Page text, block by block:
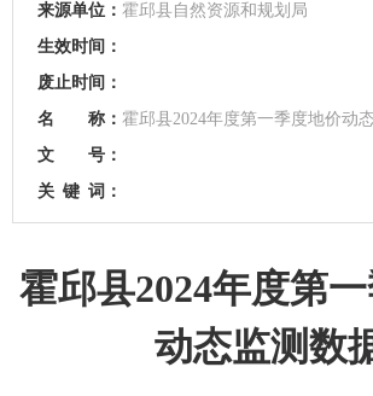
来源单位： 霍邱县自然资源和规划局
生效时间：
废止时间：
名 称： 霍邱县2024年度第一季度地价动
文 号：
关 键 词：
霍邱县2024年度第
动态监测数